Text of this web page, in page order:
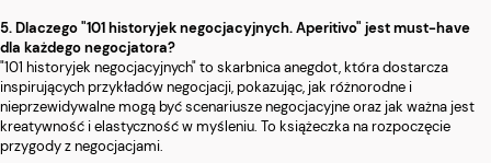
5. Dlaczego "101 historyjek negocjacyjnych. Aperitivo" jest must-have
dla każdego negocjatora?
"101 historyjek negocjacyjnych" to skarbnica anegdot, która dostarcza
inspirujących przykładów negocjacji, pokazując, jak różnorodne i
nieprzewidywalne mogą być scenariusze negocjacyjne oraz jak ważna jest
kreatywność i elastyczność w myśleniu. To książeczka na rozpoczęcie
przygody z negocjacjami.